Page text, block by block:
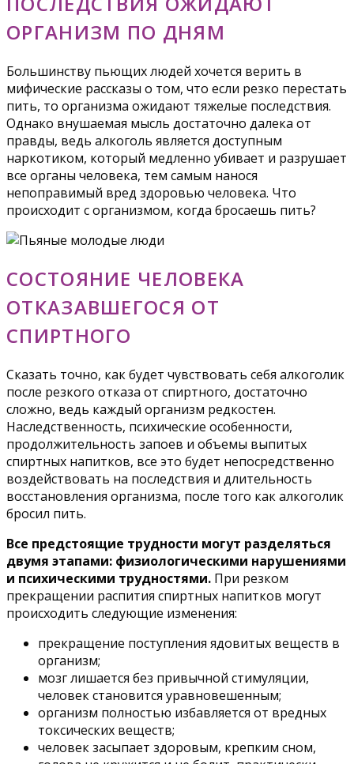
ОРГАНИЗМ ПО ДНЯМ
Большинству пьющих людей хочется верить в
мифические рассказы о том, что если резко перестать
пить, то организма ожидают тяжелые последствия.
Однако внушаемая мысль достаточно далека от
правды, ведь алкоголь является доступным
наркотиком, который медленно убивает и разрушает
все органы человека, тем самым нанося
непоправимый вред здоровью человека. Что
происходит с организмом, когда бросаешь пить?
СОСТОЯНИЕ ЧЕЛОВЕКА
ОТКАЗАВШЕГОСЯ ОТ
СПИРТНОГО
Сказать точно, как будет чувствовать себя алкоголик
после резкого отказа от спиртного, достаточно
сложно, ведь каждый организм редкостен.
Наследственность, психические особенности,
продолжительность запоев и объемы выпитых
спиртных напитков, все это будет непосредственно
воздействовать на последствия и длительность
восстановления организма, после того как алкоголик
бросил пить.
Все предстоящие трудности могут разделяться
двумя этапами: физиологическими нарушениями
и психическими трудностями. При резком
прекращении распития спиртных напитков могут
происходить следующие изменения:
прекращение поступления ядовитых веществ в
организм;
мозг лишается без привычной стимуляции,
человек становится уравновешенным;
организм полностью избавляется от вредных
токсических веществ;
человек засыпает здоровым, крепким сном,